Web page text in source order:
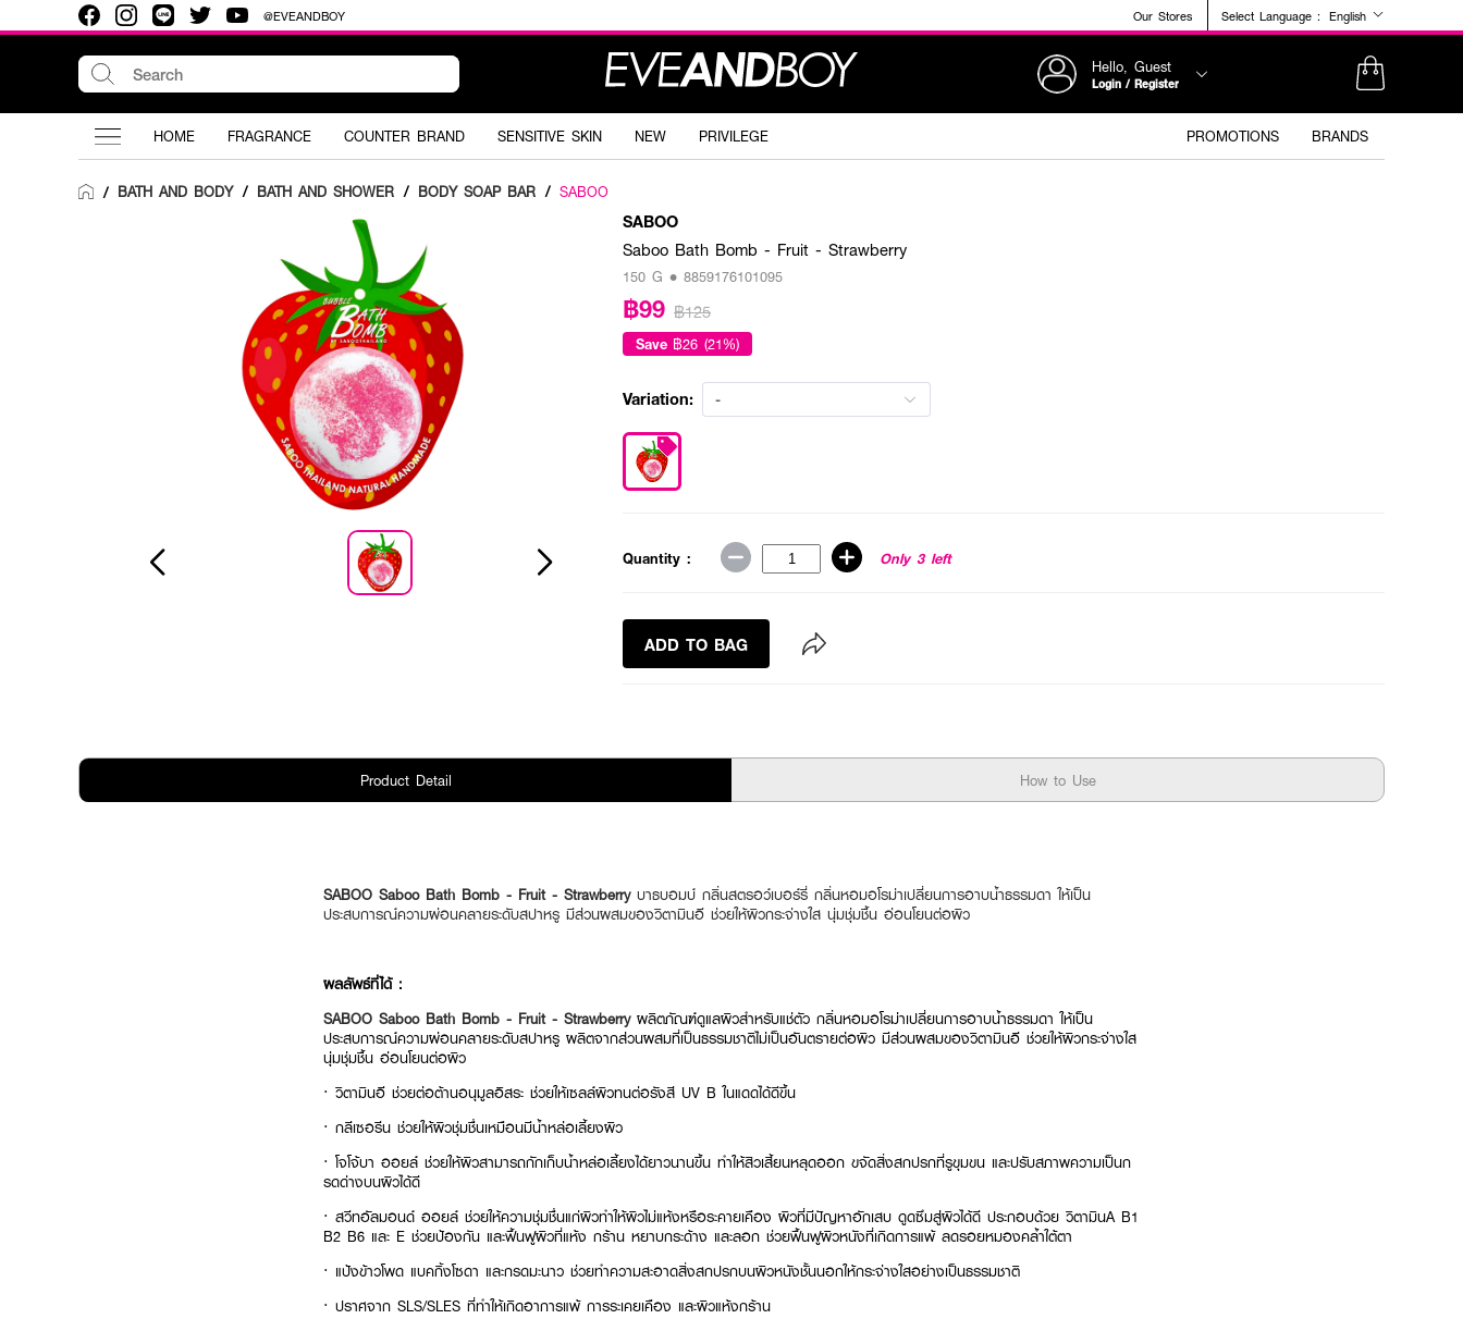
@EVEANDBOY Our Stores Select Language : English
Hello, Guest
Login / Register
HOME FRAGRANCE COUNTER BRAND SENSITIVE SKIN NEW PRIVILEGE PROMOTIONS BRANDS
/ BATH AND BODY / BATH AND SHOWER / BODY SOAP BAR / SABOO
SABOO
Saboo Bath Bomb - Fruit - Strawberry
150 G • 8859176101095
฿99 ฿125
Save ฿26 (21%)
Variation: -
Quantity : Only 3 left
ADD TO BAG
Product Detail How to Use
SABOO Saboo Bath Bomb - Fruit - Strawberry บาธบอมบ์ กลิ่นสตรอว์เบอร์รี่ กลิ่นหอมอโรม่าเปลี่ยนการอาบน้ำธรรมดา ให้เป็น
ประสบการณ์ความผ่อนคลายระดับสปาหรู มีส่วนผสมของวิตามินอี ช่วยให้ผิวกระจ่างใส นุ่มชุ่มชื้น อ่อนโยนต่อผิว
ผลลัพธ์ที่ได้ :
SABOO Saboo Bath Bomb - Fruit - Strawberry ผลิตภัณฑ์ดูแลผิวสำหรับแช่ตัว กลิ่นหอมอโรม่าเปลี่ยนการอาบน้ำธรรมดา ให้เป็น
ประสบการณ์ความผ่อนคลายระดับสปาหรู ผลิตจากส่วนผสมที่เป็นธรรมชาติไม่เป็นอันตรายต่อผิว มีส่วนผสมของวิตามินอี ช่วยให้ผิวกระจ่างใส
นุ่มชุ่มชื้น อ่อนโยนต่อผิว
· วิตามินอี ช่วยต่อต้านอนุมูลอิสระ ช่วยให้เซลล์ผิวทนต่อรังสี UV B ในแดดได้ดีขึ้น
· กลีเซอรีน ช่วยให้ผิวชุ่มชื่นเหมือนมีน้ำหล่อเลี้ยงผิว
· โจโจ้บา ออยล์ ช่วยให้ผิวสามารถกักเก็บน้ำหล่อเลี้ยงได้ยาวนานขึ้น ทำให้สิวเสี้ยนหลุดออก ขจัดสิ่งสกปรกที่รูขุมขน และปรับสภาพความเป็นก
รดด่างบนผิวได้ดี
· สวีทอัลมอนด์ ออยล์ ช่วยให้ความชุ่มชื่นแก่ผิวทำให้ผิวไม่แห้งหรือระคายเคือง ผิวที่มีปัญหาอักเสบ ดูดซึมสู่ผิวได้ดี ประกอบด้วย วิตามินA B1
B2 B6 และ E ช่วยป้องกัน และฟื้นฟูผิวที่แห้ง กร้าน หยาบกระด้าง และลอก ช่วยฟื้นฟูผิวหนังที่เกิดการแพ้ ลดรอยหมองคล้ำใต้ตา
· แป้งข้าวโพด แบคกิ้งโซดา และกรดมะนาว ช่วยทำความสะอาดสิ่งสกปรกบนผิวหนังชั้นนอกให้กระจ่างใสอย่างเป็นธรรมชาติ
· ปราศจาก SLS/SLES ที่ทำให้เกิดอาการแพ้ การระเคยเคือง และผิวแห้งกร้าน